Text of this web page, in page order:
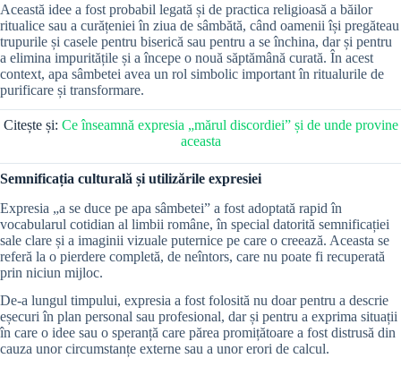
Această idee a fost probabil legată și de practica religioasă a băilor
ritualice sau a curățeniei în ziua de sâmbătă, când oamenii își pregăteau
trupurile și casele pentru biserică sau pentru a se închina, dar și pentru
a elimina impuritățile și a începe o nouă săptămână curată. În acest
context, apa sâmbetei avea un rol simbolic important în ritualurile de
purificare și transformare.
Citește și: Ce înseamnă expresia „mărul discordiei” și de unde provine
aceasta
Semnificația culturală și utilizările expresiei
Expresia „a se duce pe apa sâmbetei” a fost adoptată rapid în
vocabularul cotidian al limbii române, în special datorită semnificației
sale clare și a imaginii vizuale puternice pe care o creează. Aceasta se
referă la o pierdere completă, de neîntors, care nu poate fi recuperată
prin niciun mijloc.
De-a lungul timpului, expresia a fost folosită nu doar pentru a descrie
eșecuri în plan personal sau profesional, dar și pentru a exprima situații
în care o idee sau o speranță care părea promițătoare a fost distrusă din
cauza unor circumstanțe externe sau a unor erori de calcul.